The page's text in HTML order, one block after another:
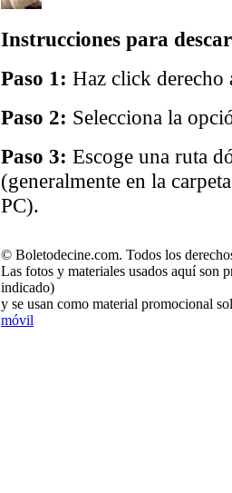
Instrucciones para
Paso 1: Haz click derecho
Paso 2: Selecciona la
Paso 3: Escoge una ruta
(generalmente en la
PC).
© Boletodecine.com. Todos los
Las fotos y materiales usados aquí son
indicado)
y se usan como material promocional
móvil